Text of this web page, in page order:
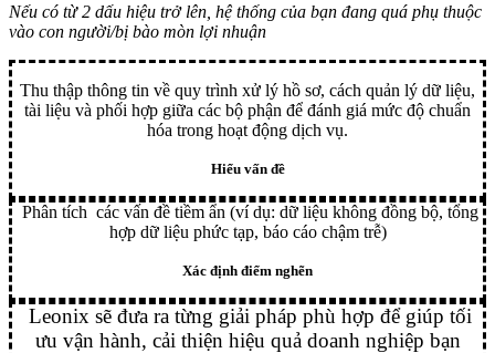
Nếu có từ 2 dấu hiệu trở lên, hệ thống của bạn đang quá phụ thuộc
vào con người/bị bào mòn lợi nhuận
Thu thập thông tin về quy trình xử lý hồ sơ, cách quản lý dữ liệu,
tài liệu và phối hợp giữa các bộ phận để đánh giá mức độ chuẩn
hóa trong hoạt động dịch vụ.
Hiểu vấn đề
Phân tích các vấn đề tiềm ẩn (ví dụ: dữ liệu không đồng bộ, tổng
hợp dữ liệu phức tạp, báo cáo chậm trễ)
Xác định điểm nghẽn
Leonix sẽ đưa ra từng giải pháp phù hợp để giúp tối
ưu vận hành, cải thiện hiệu quả doanh nghiệp bạn